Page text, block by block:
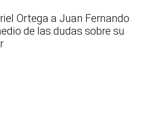
Ortega a Juan Fernando
de las dudas sobre su